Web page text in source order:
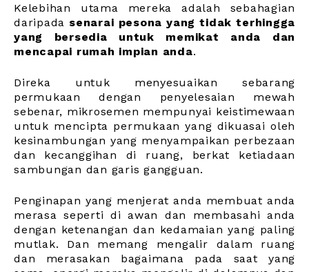
Kelebihan utama mereka adalah sebahagian
daripada senarai pesona yang tidak terhingga
yang bersedia untuk memikat anda dan
mencapai rumah impian anda.
Direka untuk menyesuaikan sebarang
permukaan dengan penyelesaian mewah
sebenar, mikrosemen mempunyai keistimewaan
untuk mencipta permukaan yang dikuasai oleh
kesinambungan yang menyampaikan perbezaan
dan kecanggihan di ruang, berkat ketiadaan
sambungan dan garis gangguan.
Penginapan yang menjerat anda membuat anda
merasa seperti di awan dan membasahi anda
dengan ketenangan dan kedamaian yang paling
mutlak. Dan memang mengalir dalam ruang
dan merasakan bagaimana pada saat yang